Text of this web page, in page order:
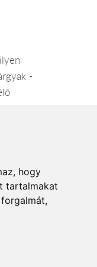
hogy
tartalmakat
-